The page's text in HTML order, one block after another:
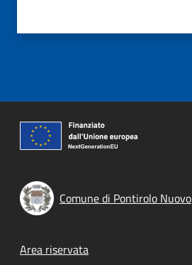
Comune di Pontirolo Nuovo
Footer menu
Area riservata